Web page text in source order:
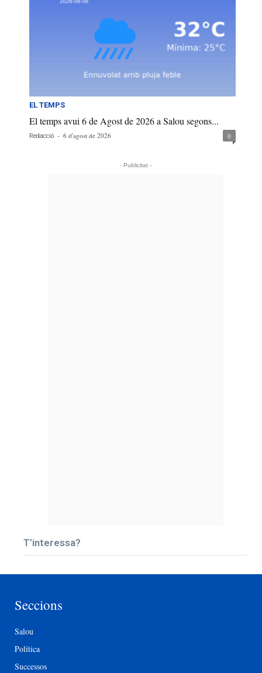
EL TEMPS
El temps avui 6 de Agost de 2026 a Salou segons...
Redacció - 6 d'agost de 2026 0
- Publicitat -
T’interessa?
Seccions
Salou
Política
Successos